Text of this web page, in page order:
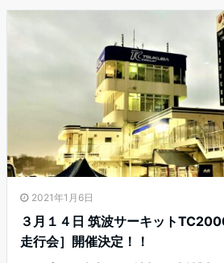
2021年1月6日
３月１４日 筑波サーキット
走行会］開催決定！！